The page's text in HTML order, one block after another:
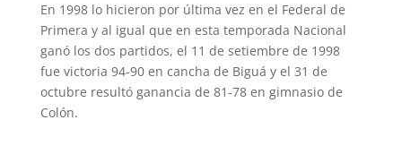
En 1998 lo hicieron por última vez en el Federal de
Primera y al igual que en esta temporada Nacional
ganó los dos partidos, el 11 de setiembre de 1998
fue victoria 94-90 en cancha de Biguá y el 31 de
octubre resultó ganancia de 81-78 en gimnasio de
Colón.